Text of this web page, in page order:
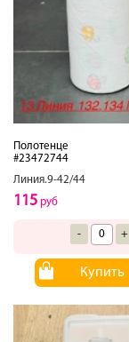
Полотенце
#23472744
Линия.9-42/44
115 руб
- +
Купить